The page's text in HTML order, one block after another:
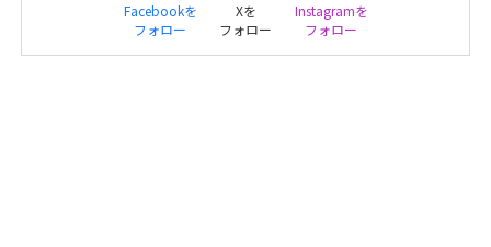
Facebookを
フォロー
Xを
フォロー
Instagramを
フォロー